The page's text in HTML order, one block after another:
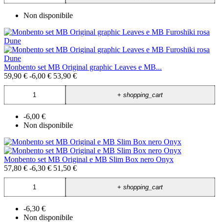
Non disponibile
Monbento set MB Original graphic Leaves e MB...
59,90 € -6,00 € 53,90 €
+shopping_cart
-6,00 €
Non disponibile
Monbento set MB Original e MB Slim Box nero Onyx
57,80 € -6,30 € 51,50 €
+shopping_cart
-6,30 €
Non disponibile